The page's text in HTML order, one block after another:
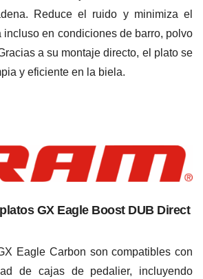
Reduce el ruido y minimiza el
incluso en condiciones de barro, polvo
a su montaje directo, el plato se
y eficiente en la biela.
GX Eagle Boost DUB Direct
Eagle Carbon son compatibles con
de cajas de pedalier, incluyendo